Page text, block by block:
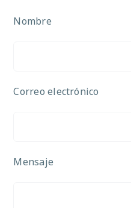
Nombre
Correo electrónico
Mensaje